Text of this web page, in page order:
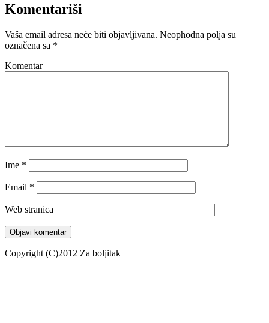
Komentariši
Vaša email adresa neće biti objavljivana. Neophodna polja su
označena sa *
Komentar
Ime *
Email *
Web stranica
Copyright (C)2012 Za boljitak